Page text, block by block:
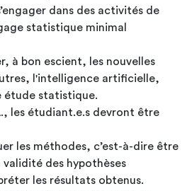
dans des activités de
statistique minimal
à bon escient, les nouvelles
l'intelligence artificielle,
étude statistique.
les étudiant.e.s devront être
les méthodes, c’est-à-dire être
des hypothèses
les résultats obtenus.